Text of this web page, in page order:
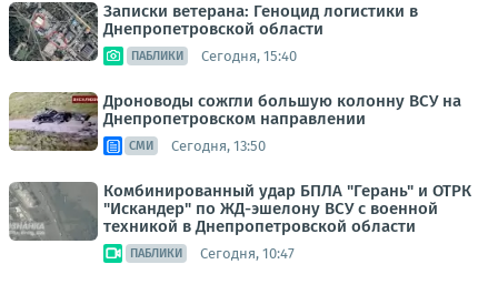
Записки ветерана: Геноцид логистики в
Днепропетровской области
ПАБЛИКИ Сегодня, 15:40
Дроноводы сожгли большую колонну ВСУ на
Днепропетровском направлении
СМИ Сегодня, 13:50
Комбинированный удар БПЛА "Герань" и ОТРК
"Искандер" по ЖД-эшелону ВСУ с военной
техникой в Днепропетровской области
ПАБЛИКИ Сегодня, 10:47